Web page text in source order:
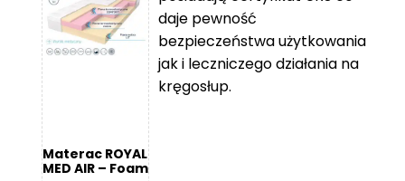
5
279 zł
2
279 zł
Materac ROYAL
MED AIR – Foam
daje pewność
bezpieczeństwa użytkowania
jak i leczniczego działania na
kręgosłup.